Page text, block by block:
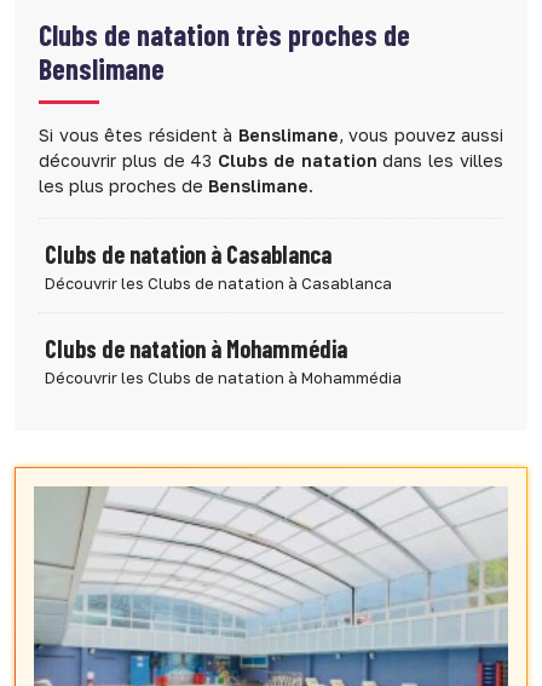
Clubs de natation très proches de
Benslimane
Si vous êtes résident à Benslimane, vous pouvez aussi
découvrir plus de 43 Clubs de natation dans les villes
les plus proches de Benslimane.
Clubs de natation à Casablanca
Découvrir les Clubs de natation à Casablanca
Clubs de natation à Mohammédia
Découvrir les Clubs de natation à Mohammédia